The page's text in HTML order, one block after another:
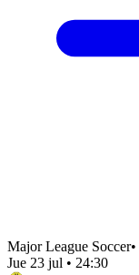
Major League Soccer•
Jue 23 jul • 24:30